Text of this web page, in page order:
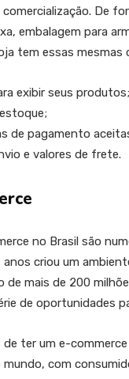
De
embalagem para
tem essas
exibir seus produtos;
de pagamento
e valores de frete.
no Brasil são
criou um
de mais de 200
de oportunidades
ter um e-
com